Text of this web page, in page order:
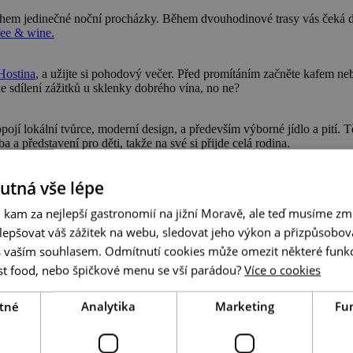
jedinečné noční procházky. Během dvouhodinové trasy vás čeká
& wine.
, a užijte si pohodový večer. Před promítáním začněte kafem
sdílení zážitků u sklenky dobrého vína, no ne?
lokální tvůrce, moderní design, a především výborné jídlo a pití.
a představení pro děti, takže na své si přijde celá rodina.
širým nebem s názvem Červánky. Čeká na vás víno, prosecco,
mezi vinohrady.
vinařství. Vstupenka zahrnuje neomezenou konzumaci vína,
užít moravskou atmosféru naplno.
vše lépe
kam za nejlepší gastronomií na jižní Moravě, ale teď musíme
váš zážitek na webu, sledovat jeho výkon a
vaším souhlasem. Odmítnutí cookies může omezit některé
food, nebo špičkové menu se vší parádou? Více o cookies
Analytika Marketing